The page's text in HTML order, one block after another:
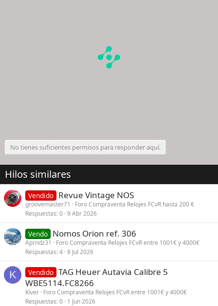
No tienes suficientes permisos para responder aquí.
Hilos similares
Vendido Revue Vintage NOS
groovemaster71
Foro Compraventa Relojes FCvR hasta 200 €
Respuestas 0 9 Abr 2026
Vendo Nomos Orion ref. 306
Aprndz31
Foro Compraventa Relojes FCvR entre 1001€ y 4000€
Respuestas 4 8 Jul 2026
K Vendido TAG Heuer Autavia Calibre 5
WBE5114.FC8266
Kiver Foro Compraventa Relojes FCvR entre 1001€ y 4000€
Respuestas 0 1 Jun 2026